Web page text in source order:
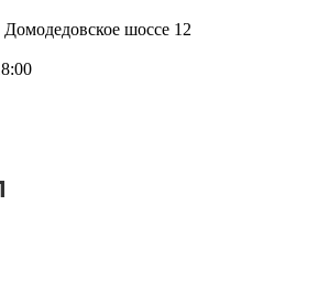
шоссе 12